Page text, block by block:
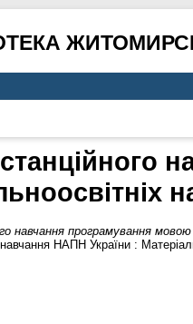
навчання програмування мовою
навчання НАПН України :